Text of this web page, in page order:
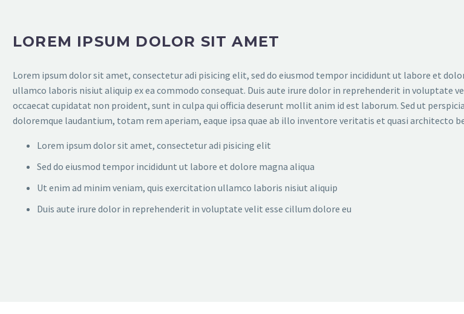
LOREM IPSUM DOLOR SIT AMET
Lorem ipsum dolor sit amet, consectetur adi pisicing elit, sed do eiusmod tempor incididunt ut labore et
ullamco laboris nisiut aliquip ex ea commodo consequat. Duis aute irure dolor in reprehenderit in voluptate
occaecat cupidatat non proident, sunt in culpa qui officia deserunt mollit anim id est laborum. Sed ut
doloremque laudantium, totam rem aperiam, eaque ipsa quae ab illo inventore veritatis et quasi architecto
Lorem ipsum dolor sit amet, consectetur adi pisicing elit
Sed do eiusmod tempor incididunt ut labore et dolore magna aliqua
Ut enim ad minim veniam, quis exercitation ullamco laboris nisiut aliquip
Duis aute irure dolor in reprehenderit in voluptate velit esse cillum dolore eu